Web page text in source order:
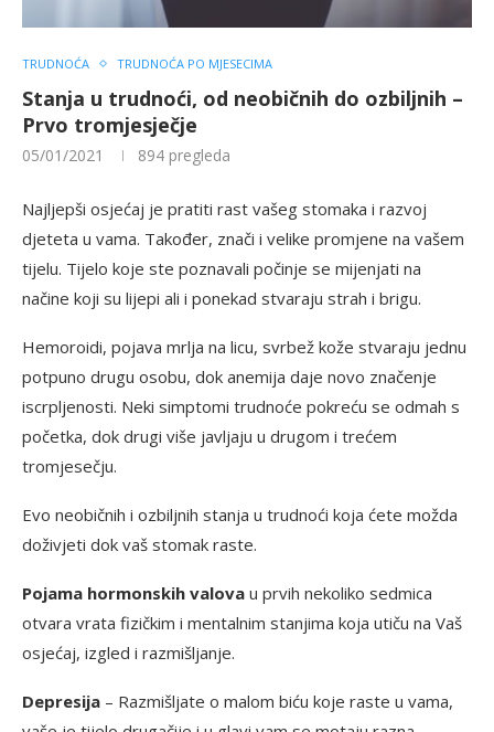
TRUDNOĆA TRUDNOĆA PO MJESECIMA
Stanja u trudnoći, od neobičnih do ozbiljnih –
Prvo tromjesječje
05/01/2021 894 pregleda
Najljepši osjećaj je pratiti rast vašeg stomaka i razvoj
djeteta u vama. Također, znači i velike promjene na vašem
tijelu. Tijelo koje ste poznavali počinje se mijenjati na
načine koji su lijepi ali i ponekad stvaraju strah i brigu.
Hemoroidi, pojava mrlja na licu, svrbež kože stvaraju jednu
potpuno drugu osobu, dok anemija daje novo značenje
iscrpljenosti. Neki simptomi trudnoće pokreću se odmah s
početka, dok drugi više javljaju u drugom i trećem
tromjesečju.
Evo neobičnih i ozbiljnih stanja u trudnoći koja ćete možda
doživjeti dok vaš stomak raste.
Pojama hormonskih valova u prvih nekoliko sedmica
otvara vrata fizičkim i mentalnim stanjima koja utiču na Vaš
osjećaj, izgled i razmišljanje.
Depresija – Razmišljate o malom biću koje raste u vama,